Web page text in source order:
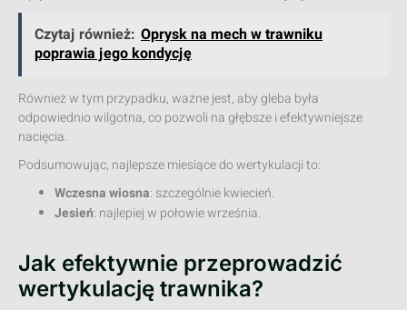
Czytaj również: Oprysk na mech w trawniku
poprawia jego kondycję
Również w tym przypadku, ważne jest, aby gleba była
odpowiednio wilgotna, co pozwoli na głębsze i efektywniejsze
nacięcia.
Podsumowując, najlepsze miesiące do wertykulacji to:
Wczesna wiosna: szczególnie kwiecień.
Jesień: najlepiej w połowie września.
Jak efektywnie przeprowadzić
wertykulację trawnika?